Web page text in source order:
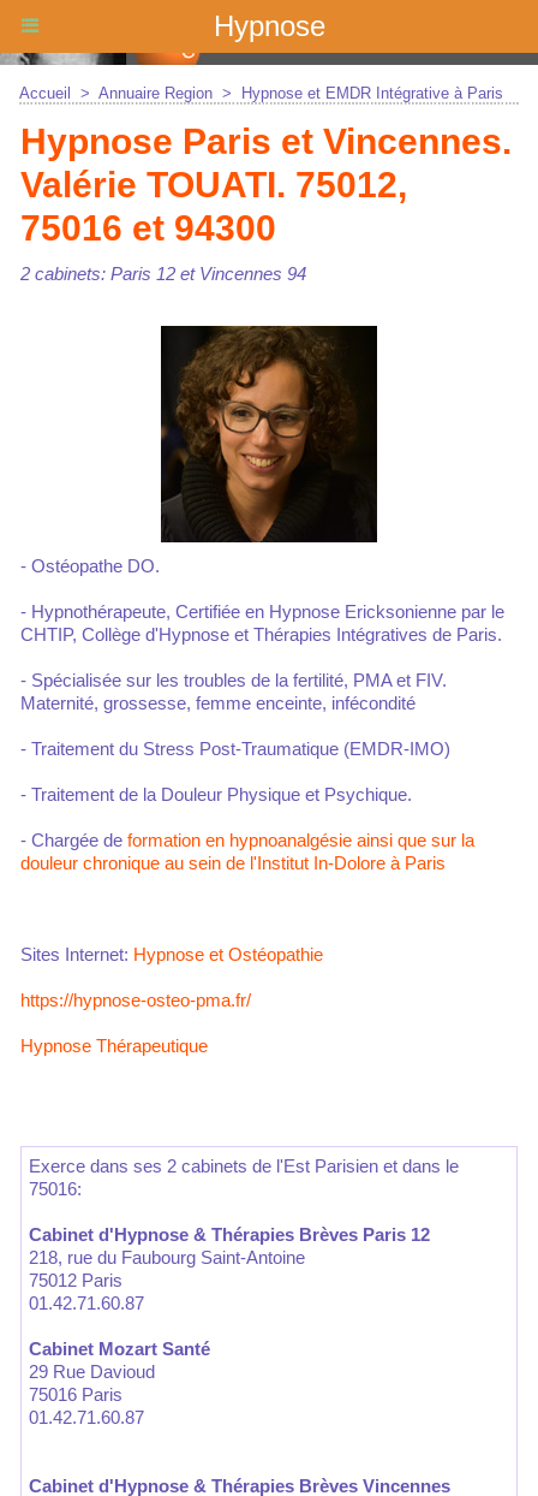
Hypnose
Accueil > Annuaire Region > Hypnose et EMDR Intégrative à Paris
Hypnose Paris et Vincennes.
Valérie TOUATI. 75012,
75016 et 94300
2 cabinets: Paris 12 et Vincennes 94
- Ostéopathe DO.
- Hypnothérapeute, Certifiée en Hypnose Ericksonienne par le
CHTIP, Collège d'Hypnose et Thérapies Intégratives de Paris.
- Spécialisée sur les troubles de la fertilité, PMA et FIV.
Maternité, grossesse, femme enceinte, infécondité
- Traitement du Stress Post-Traumatique (EMDR-IMO)
- Traitement de la Douleur Physique et Psychique.
- Chargée de formation en hypnoanalgésie ainsi que sur la
douleur chronique au sein de l'Institut In-Dolore à Paris
Sites Internet: Hypnose et Ostéopathie
https://hypnose-osteo-pma.fr/
Hypnose Thérapeutique
Exerce dans ses 2 cabinets de l'Est Parisien et dans le
75016:
Cabinet d'Hypnose & Thérapies Brèves Paris 12
218, rue du Faubourg Saint-Antoine
75012 Paris
01.42.71.60.87
Cabinet Mozart Santé
29 Rue Davioud
75016 Paris
01.42.71.60.87
Cabinet d'Hypnose & Thérapies Brèves Vincennes